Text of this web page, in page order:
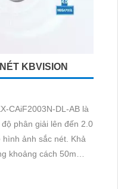
KBVISION
CAiF2003N-DL-AB là
phân giải lên đến 2.0
ảnh sắc nét. Khả
khoảng cách 50m